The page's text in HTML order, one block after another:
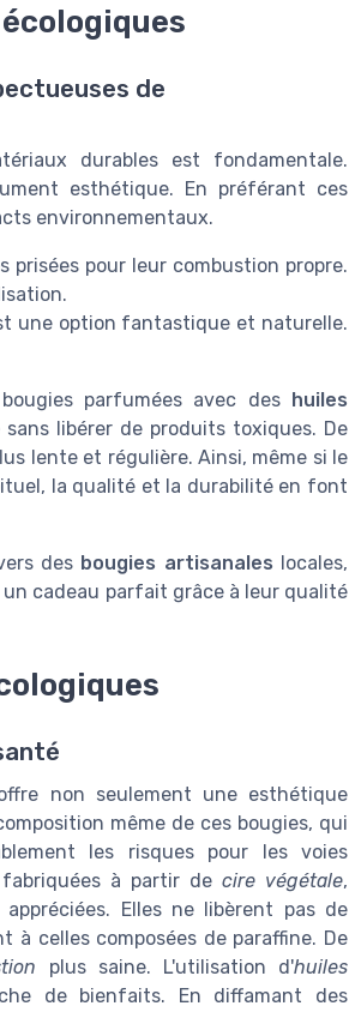
de
durables est fondamentale.
esthétique. En préférant ces
environnementaux.
prisées pour leur combustion propre.
une option fantastique et naturelle.
parfumées avec des huiles
libérer de produits toxiques. De
lente et régulière. Ainsi, même si le
la qualité et la durabilité en font
des bougies artisanales locales,
cadeau parfait grâce à leur qualité
non seulement une esthétique
même de ces bougies, qui
les risques pour les voies
fabriquées à partir decire végétale,
Elles ne libèrent pas de
celles composées de paraffine. De
plus saine. L'utilisation d'huiles
de bienfaits. En diffamant des